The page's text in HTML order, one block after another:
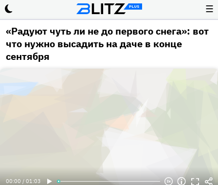
☰
«Радуют чуть ли не до первого снега»: вот
что нужно высадить на даче в конце
сентября
00:00 / 01:03